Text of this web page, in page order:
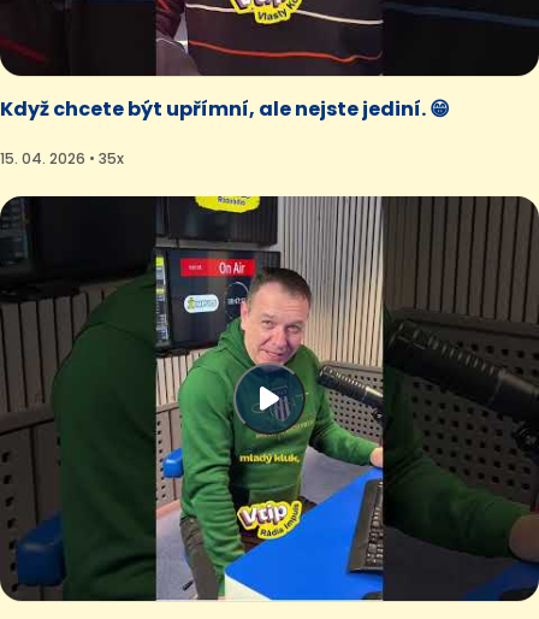
Když chcete být upřímní, ale nejste jediní. 😁
15. 04. 2026 • 35x